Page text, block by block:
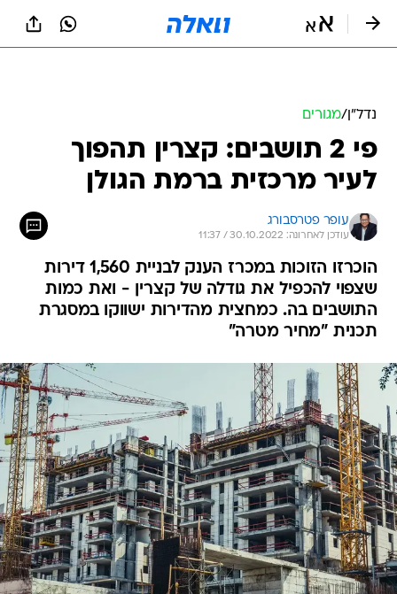
נדל״ן/מגורים
פי 2 תושבים: קצרין תהפוך
לעיר מרכזית ברמת הגולן
עופר פטרסבורג
עודכן לאחרונה: 30.10.2022 / 11:37
הוכרזו הזוכות במכרז הענק לבניית 1,560 דירות
שצפוי להכפיל את גודלה של קצרין - ואת כמות
התושבים בה. כמחצית מהדירות ישווקו במסגרת
תכנית "מחיר מטרה"